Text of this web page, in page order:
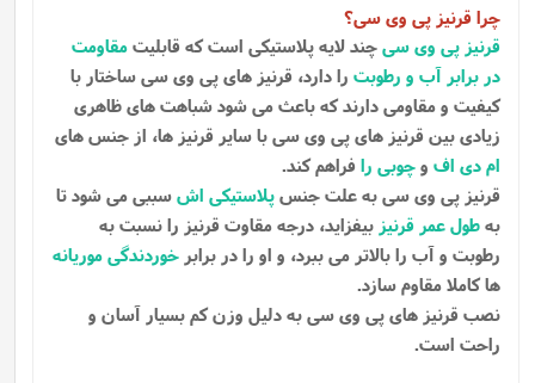
چرا قرنیز پی وی سی؟
قرنیز پی وی سیچند لایه پلاستیکی است که قابلیتمقاومت
در برابر آب و رطوبت را دارد، قرنیز های پی وی سی ساختار با
کیفیت و مقاومی دارند که باعث می شود شباهت های ظاهری
زیادی بین قرنیز های پی وی سی با سایر قرنیز ها، از جنس های
ام دی اف وچوبی را فراهم کند.
قرنیز پی وی سی به علت جنسپلاستیکی اشسببی می شود تا
بهطول عمر قرنیز بیفزاید، درجه مقاوت قرنیز را نسبت به
رطوبت و آب را بالاتر می ببرد، و او را در برابر خوردندگی موریانه
ها کاملا مقاوم سازد.
نصب قرنیز های پی وی سی به دلیل وزن کم بسیار آسان و
راحت است.